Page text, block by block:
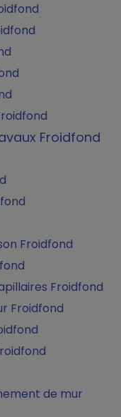
Froidfond
Froidfond
Froidfond
Froidfond
de mur